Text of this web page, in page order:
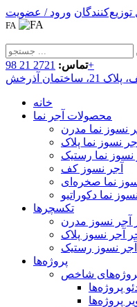
توزیع‌کنندگان ورود / عضویت
FA
تماس:2721 21 98+
آذرخش
خانه
محصولات آجر نما
نسوز نما مدرن
آجر نسوز نما پلاک
نسوز نما رستیک
آجر نسوز کف
نما صخره‌ای
نما دکوراتیو
تکسچرها
پروژه‌ها
شاخص
پروژه‌ها
پروژه‌ها